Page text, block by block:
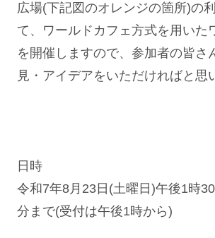
広場(下記図のオレンジの箇所)の
て、ワールドカフェ方式を用いた
を開催しますので、参加者の皆さ
見・アイデアをいただければと思
日時
令和7年8月23日(土曜日)午後1時
分まで(受付は午後1時から)